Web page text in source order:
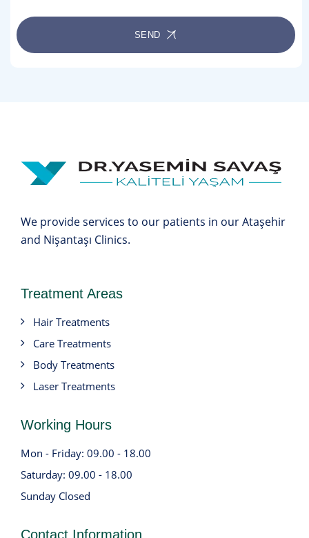
SEND
We provide services to our patients in our Ataşehir
and Nişantaşı Clinics.
Treatment Areas
Hair Treatments
Care Treatments
Body Treatments
Laser Treatments
Working Hours
Mon - Friday: 09.00 - 18.00
Saturday: 09.00 - 18.00
Sunday Closed
Contact Information